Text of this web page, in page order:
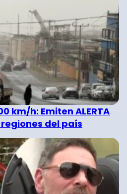
km/h: Emiten ALERTA
del país